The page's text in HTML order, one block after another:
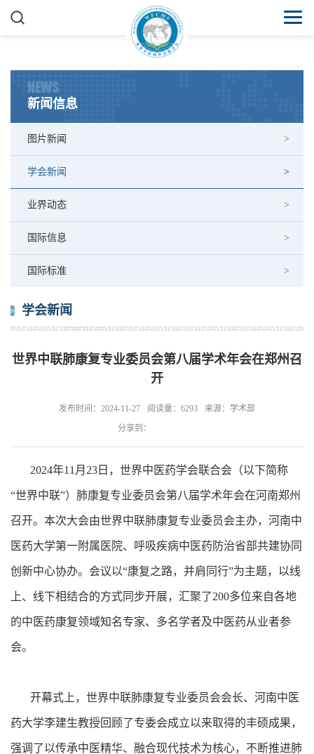
NEWS
新闻信息
图片新闻
学会新闻
业界动态
国际信息
国际标准
学会新闻
世界中联肺康复专业委员会第八届学术年会在郑州召
开
发布时间：2024-11-27 阅读量：6293
来源：学术部
分享到：
2024年11月23日，世界中医药学会联合会（以下简称
“世界中联”）肺康复专业委员会第八届学术年会在河南郑州
召开。本次大会由世界中联肺康复专业委员会主办，河南中
医药大学第一附属医院、呼吸疾病中医药防治省部共建协同
创新中心协办。会议以“康复之路，并肩同行”为主题，以线
上、线下相结合的方式同步开展，汇聚了200多位来自各地
的中医药康复领域知名专家、多名学者及中医药从业者参
会。
开幕式上，世界中联肺康复专业委员会会长、河南中医
药大学李建生教授回顾了专委会成立以来取得的丰硕成果，
强调了以传承中医精华、融合现代技术为核心，不断推进肺